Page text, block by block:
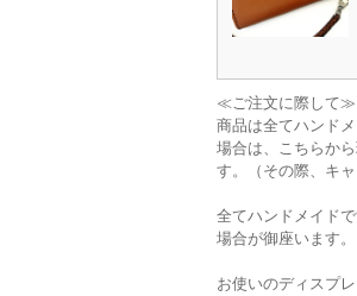
≪ご注文に際して≫
商品は全てハンド
場合は、こちらか
す。（その際、キ
全てハンドメイド
場合が御座います。
お使いのディスプ